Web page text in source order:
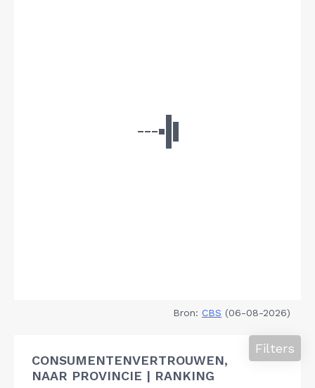
Bron: CBS (06-08-2026)
CONSUMENTENVERTROUWEN,
NAAR PROVINCIE | RANKING
Filters